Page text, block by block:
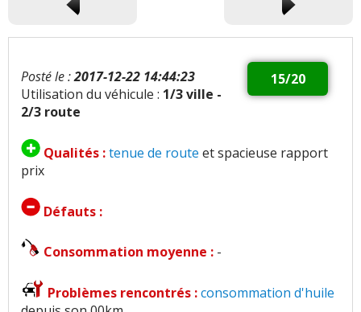
15/20
Posté le :2017-12-22 14:44:23
Utilisation du véhicule : 1/3 ville -
2/3 route
Qualités :tenue de route et spacieuse rapport
prix
Défauts :
Consommation moyenne : -
Problèmes rencontrés :consommation d'huile